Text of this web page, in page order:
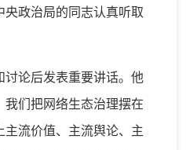
政治局的同志认真听取
讨论后发表重要讲话。他
们把网络生态治理摆在
主流价值、主流舆论、主